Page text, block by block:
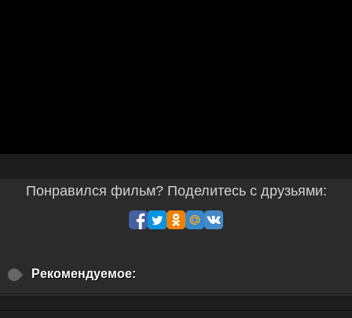
Понравился фильм? Поделитесь с друзьями:
Рекомендуемое: